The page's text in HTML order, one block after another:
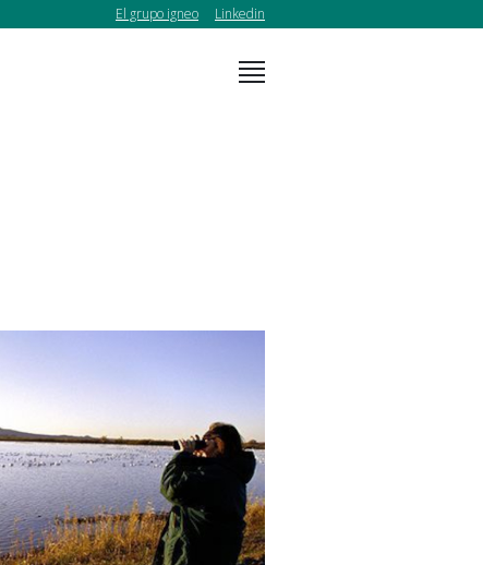
El grupo igneo Linkedin